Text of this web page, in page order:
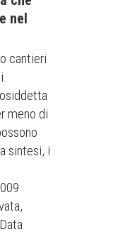
nel
cantieri
meno di
sintesi, i